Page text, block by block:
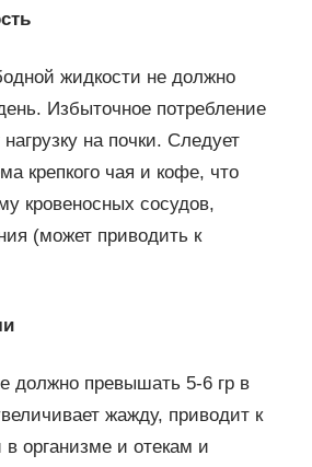
жидкости не должно
Избыточное потребление
на почки. Следует
крепкого чая и кофе, что
кровеносных сосудов,
(может приводить к
должно превышать 5-6 гр в
жажду, приводит к
в организме и отекам и